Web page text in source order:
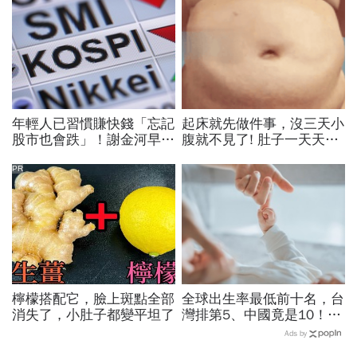
年輕人已習慣賺快錢「忘記
股市也會跌」！謝金河早一
出事：根本把投資人丟火坑
起床就先做件事，沒三天小
腹就不見了! 肚子一天天變
檸檬搭配它，臉上斑點全部
消失了，小肚子都變平坦了
PR
全球出生率最低前十名，台
灣排第5、中國竟是10！亞
洲4國入榜「無聲危機」，
Ads by